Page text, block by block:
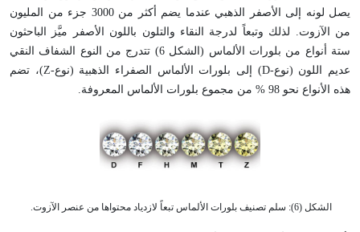
يصل لونه إلى الأصفر الذهبي عندما يضم أكثر من 3000 جزء من المليون
من الآزوت. لذلك وتبعاً لدرجة النقاء والتلون باللون الأصفر ميَّز الباحثون
ستة أنواع من بلورات الألماس (الشكل 6) تتدرج من النوع الشفاف النقي
عديم اللون (نوع-D) إلى بلورات الألماس الصفراء الذهبية (نوع-Z)، تضم
هذه الأنواع نحو 98 % من مجموع بلورات الألماس المعروفة.
الشكل (6): سلم تصنيف بلورات الألماس تبعاً لازدياد محتواها من عنصر الآزوت.